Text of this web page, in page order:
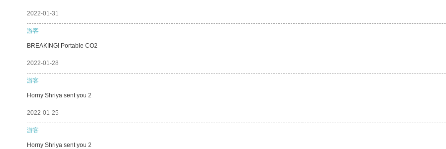
2022-01-31
游客
BREAKING! Portable CO2
2022-01-28
游客
Horny Shriya sent you 2
2022-01-25
游客
Horny Shriya sent you 2